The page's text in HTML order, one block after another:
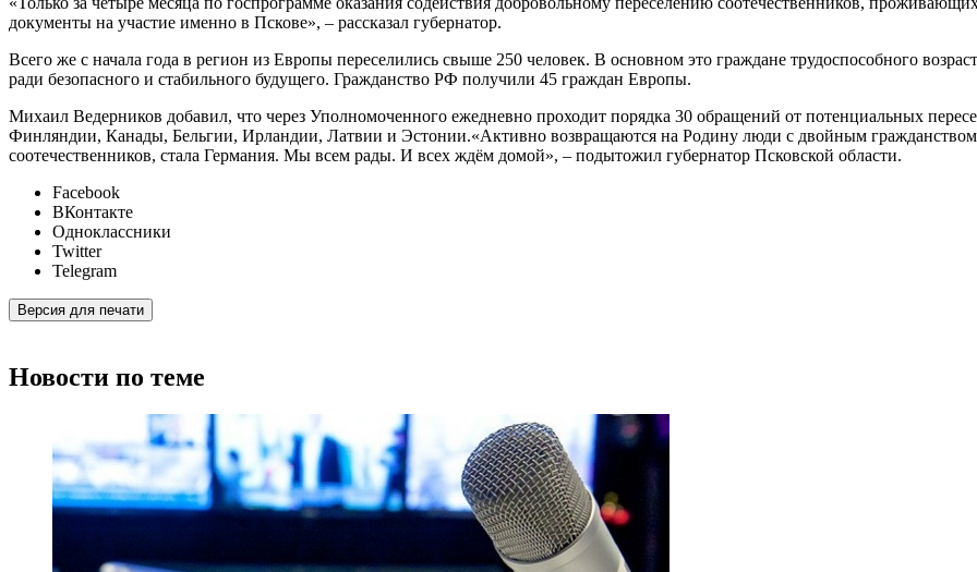
документы на участие именно в Пскове», – рассказал губернатор.
Всего же с начала года в регион из Европы переселились свыше 250 человек. В основном это граждане трудоспособного
ради безопасного и стабильного будущего. Гражданство РФ получили 45 граждан Европы.
Михаил Ведерников добавил, что через Уполномоченного ежедневно проходит порядка 30 обращений от потенциальных
Финляндии, Канады, Бельгии, Ирландии, Латвии и Эстонии.«Активно возвращаются на Родину люди с двойным гражданством
соотечественников, стала Германия. Мы всем рады. И всех ждём домой», – подытожил губернатор Псковской области.
Facebook
ВКонтакте
Одноклассники
Twitter
Telegram
Версия для печати
Новости по теме